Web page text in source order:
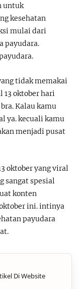
untuk
kesehatan
mulai dari
payudara.
tidak memakai
13 oktober hari
Kalau kamu
ya. kecuali kamu
menjadi pusat
oktober yang viral
sangat spesial
konten
ini. intinya
payudara
Di Website